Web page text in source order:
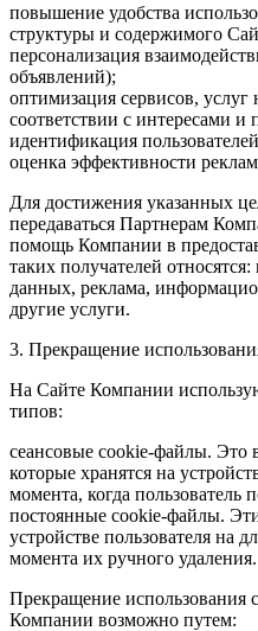
повышение удобства
структуры и содержимого
персонализация
объявлений);
оптимизация сервисов,
соответствии с интересами и
идентификация
оценка эффективности
Для достижения указанных
передаваться Партнерам
помощь Компании в
таких получателей
данных, реклама,
другие услуги.
3. Прекращение
На Сайте Компании
типов:
сеансовые cookie-файлы. Это
которые хранятся на
момента, когда
постоянные cookie-файлы.
устройстве пользователя на
момента их ручного удаления.
Прекращение использования
Компании возможно путем: